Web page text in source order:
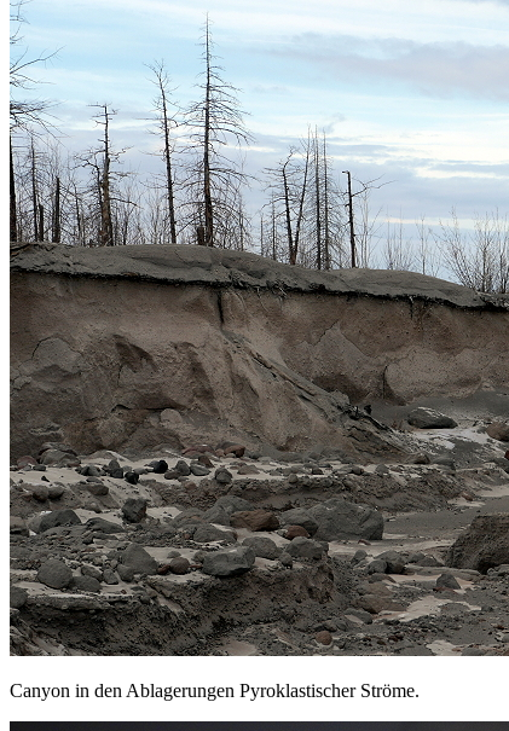
Canyon in den Ablagerungen Pyroklastischer Ströme.